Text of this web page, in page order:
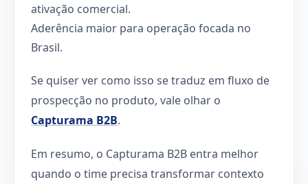
ativação comercial.
Aderência maior para operação focada no
Brasil.
Se quiser ver como isso se traduz em fluxo de
prospecção no produto, vale olhar o
Capturama B2B.
Em resumo, o Capturama B2B entra melhor
quando o time precisa transformar contexto